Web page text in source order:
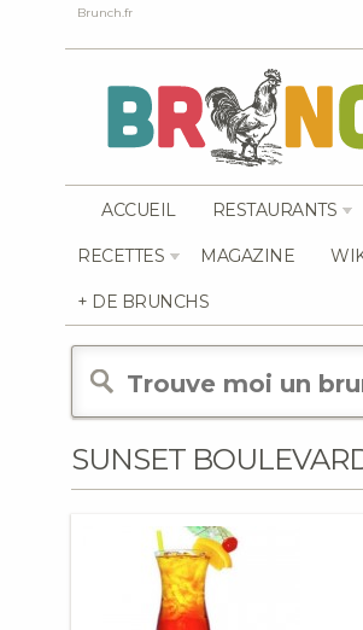
Brunch.fr
ACCUEIL RESTAURANTS
RECETTES MAGAZINE
+ DE BRUNCHS
SUNSET